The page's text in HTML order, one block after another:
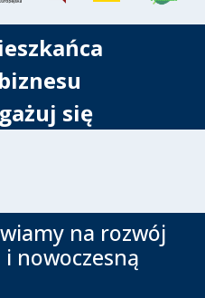
się
na rozwój
nowoczesną